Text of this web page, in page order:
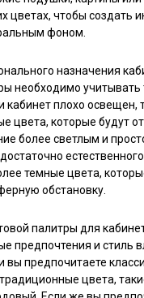
цветах, чтобы создать
фоном.
назначения
необходимо
плохо освещен,
цвета, которые будут
более светлым и
темные цвета,
обстановку.
палитры для
предпочтения и стиль
предпочитаете
цвета,